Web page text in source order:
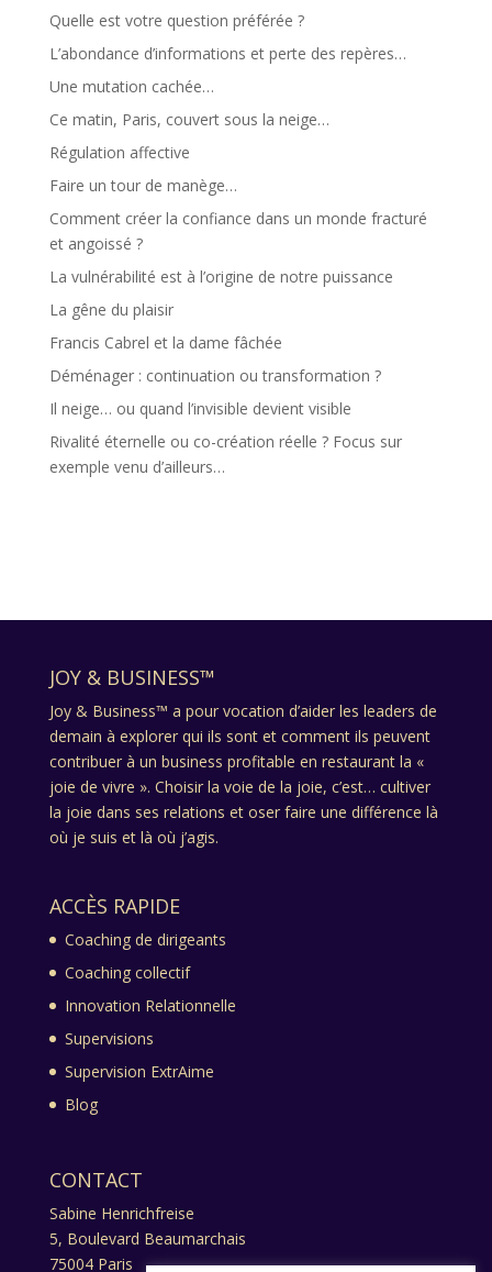
Quelle est votre question préférée ?
L’abondance d’informations et perte des repères…
Une mutation cachée…
Ce matin, Paris, couvert sous la neige…
Régulation affective
Faire un tour de manège…
Comment créer la confiance dans un monde fracturé
et angoissé ?
La vulnérabilité est à l’origine de notre puissance
La gêne du plaisir
Francis Cabrel et la dame fâchée
Déménager : continuation ou transformation ?
Il neige… ou quand l’invisible devient visible
Rivalité éternelle ou co-création réelle ? Focus sur
exemple venu d’ailleurs…
JOY & BUSINESS™
Joy & Business™ a pour vocation d’aider les leaders de
demain à explorer qui ils sont et comment ils peuvent
contribuer à un business profitable en restaurant la «
joie de vivre ». Choisir la voie de la joie, c’est… cultiver
la joie dans ses relations et oser faire une différence là
où je suis et là où j’agis.
ACCÈS RAPIDE
Coaching de dirigeants
Coaching collectif
Innovation Relationnelle
Supervisions
Supervision ExtrAime
Blog
CONTACT
Sabine Henrichfreise
5, Boulevard Beaumarchais
75004 Paris